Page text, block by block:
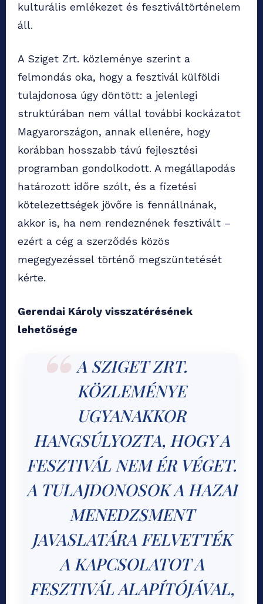
kulturális emlékezet és fesztiváltörténelem
áll.
A Sziget Zrt. közleménye szerint a
felmondás oka, hogy a fesztivál külföldi
tulajdonosa úgy döntött: a jelenlegi
struktúrában nem vállal további kockázatot
Magyarországon, annak ellenére, hogy
korábban hosszabb távú fejlesztési
programban gondolkodott. A megállapodás
határozott időre szólt, és a fizetési
kötelezettségek jövőre is fennállnának,
akkor is, ha nem rendeznének fesztivált –
ezért a cég a szerződés közös
megegyezéssel történő megszüntetését
kérte.
Gerendai Károly visszatérésének
lehetősége
A SZIGET ZRT.
KÖZLEMÉNYE
UGYANAKKOR
HANGSÚLYOZTA, HOGY A
FESZTIVÁL NEM ÉR VÉGET.
A TULAJDONOSOK A HAZAI
MENEDZSMENT
JAVASLATÁRA FELVETTÉK
A KAPCSOLATOT A
FESZTIVÁL ALAPÍTÓJÁVAL,